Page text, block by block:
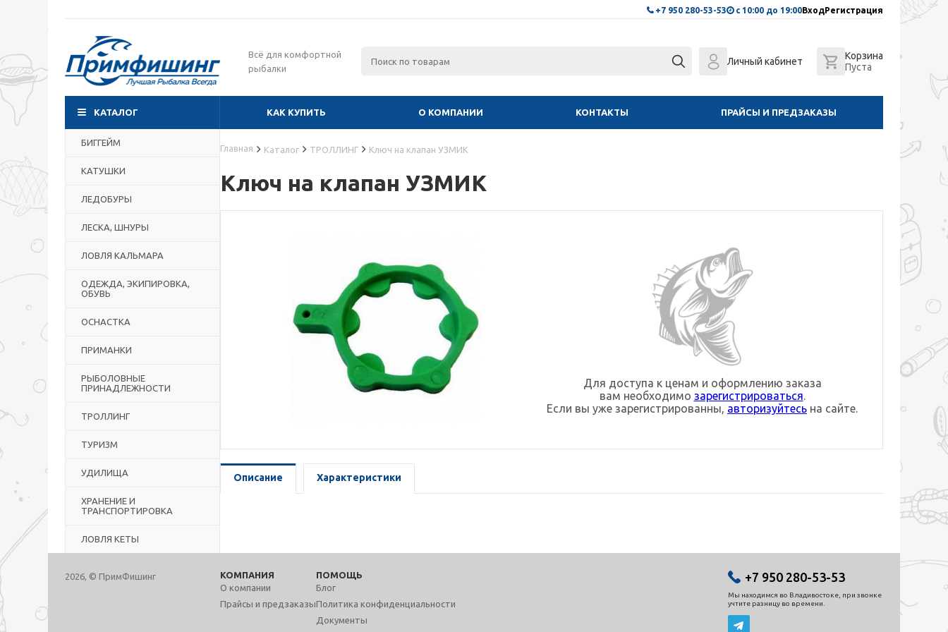
+7 950 280-53-53 с 10:00 до 19:00ВходРегистрация
Всё для комфортной
рыбалки
Личный кабинет
Корзина
Пуста
КАТАЛОГ КАК КУПИТЬ О КОМПАНИИ КОНТАКТЫ ПРАЙСЫ И ПРЕДЗАКАЗЫ
БИГГЕЙМ
КАТУШКИ
ЛЕДОБУРЫ
ЛЕСКА, ШНУРЫ
ЛОВЛЯ КАЛЬМАРА
ОДЕЖДА, ЭКИПИРОВКА,
ОБУВЬ
ОСНАСТКА
ПРИМАНКИ
РЫБОЛОВНЫЕ
ПРИНАДЛЕЖНОСТИ
ТРОЛЛИНГ
ТУРИЗМ
УДИЛИЩА
ХРАНЕНИЕ И
ТРАНСПОРТИРОВКА
ЛОВЛЯ КЕТЫ
Главная Каталог ТРОЛЛИНГ Ключ на клапан УЗМИК
Ключ на клапан УЗМИК
Для доступа к ценам и оформлению заказа
вам необходимо зарегистрироваться.
Если вы уже зарегистрированны, авторизуйтесь на сайте.
Описание Характеристики
2026, © ПримФишинг
КОМПАНИЯ
О компании
Прайсы и предзаказы
ПОМОЩЬ
Блог
Политика конфиденциальности
Документы
+7 950 280-53-53
Мы находимся во Владивостоке, при звонке
учтите разницу во времени.